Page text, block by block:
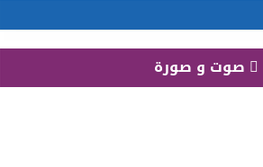
صوت و صورة